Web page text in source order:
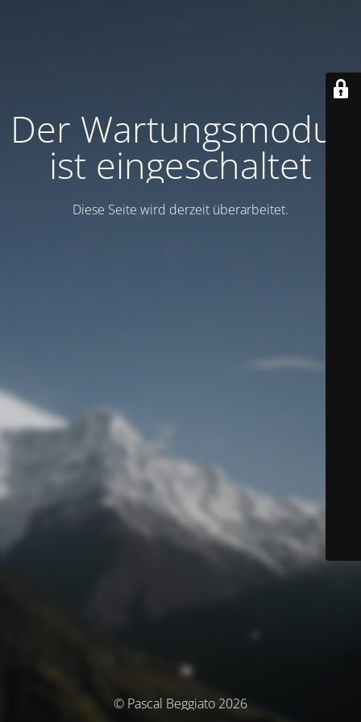
Der Wartungsmodus
ist eingeschaltet
Diese Seite wird derzeit überarbeitet.
© Pascal Beggiato 2026